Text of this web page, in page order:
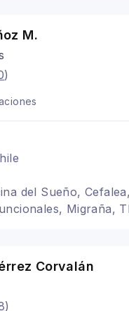
M.
)
del Sueño,
Migraña,
Corvalán
)